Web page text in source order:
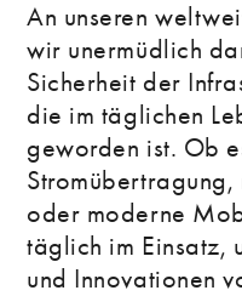
An unseren
wir unermüdlich
Sicherheit der
die im täglichen
geworden ist. Ob
oder moderne
täglich im Einsatz,
und Innovationen